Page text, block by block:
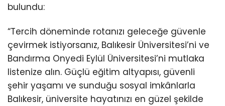
bulundu:
“Tercih döneminde rotanızı geleceğe güvenle
çevirmek istiyorsanız, Balıkesir Üniversitesi’ni ve
Bandırma Onyedi Eylül Üniversitesi’ni mutlaka
listenize alın. Güçlü eğitim altyapısı, güvenli
şehir yaşamı ve sunduğu sosyal imkânlarla
Balıkesir, üniversite hayatınızı en güzel şekilde